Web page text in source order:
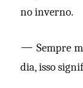
no inverno.
—Sempre
dia, isso